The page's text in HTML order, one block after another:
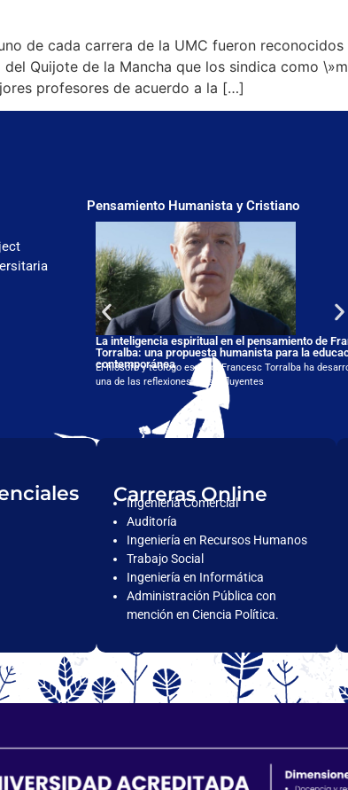
de cada carrera de la UMC fueron
Quijote de la Mancha que los sindica como
profesores de acuerdo a la […]
Pensamiento Humanista y Cristiano
La inteligencia espiritual en el pensamiento de
Torralba: una propuesta humanista para la
contemporánea
El filósofo y teólogo español Francesc Torralba ha
una de las reflexiones más influyentes
Carreras Online
Ingeniería Comercial
Auditoría
Ingeniería en Recursos Humanos
Trabajo Social
Ingeniería en Informática
Administración Pública con
mención en Ciencia Política.